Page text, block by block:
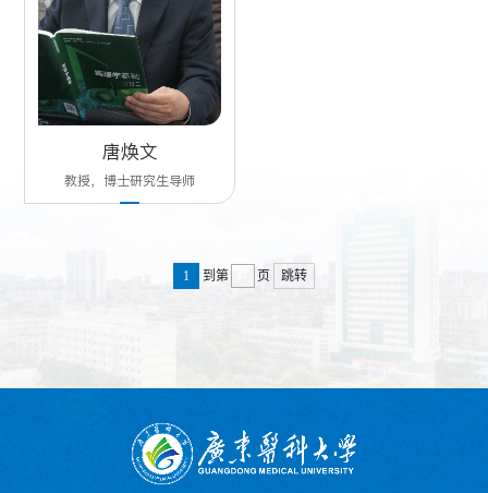
唐焕文
教授，博士研究生导师
1 到第 页 跳转